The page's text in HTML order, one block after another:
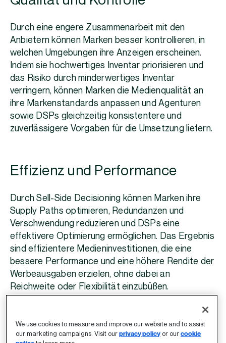
Durch eine engere Zusammenarbeit mit den
Anbietern können Marken besser kontrollieren, in
welchen Umgebungen ihre Anzeigen erscheinen.
Indem sie hochwertiges Inventar priorisieren und
das Risiko durch minderwertiges Inventar
verringern, können Marken die Medienqualität an
ihre Markenstandards anpassen und Agenturen
sowie DSPs gleichzeitig konsistentere und
zuverlässigere Vorgaben für die Umsetzung liefern.
Effizienz und Performance
Durch Sell-Side Decisioning können Marken ihre
Supply Paths optimieren, Redundanzen und
Verschwendung reduzieren und DSPs eine
effektivere Optimierung ermöglichen. Das Ergebnis
sind effizientere Medieninvestitionen, die eine
bessere Performance und eine höhere Rendite der
Werbeausgaben erzielen, ohne dabei an
Reichweite oder Flexibilität einzubüßen.
bevorzugten SSP Verträge abschließen, können sie
ihren Supply Path gestalten, Konfigurationen
We use cookies to measure and improve our website and to assist
our marketing campaigns. Visit our privacy policy or ourcookie